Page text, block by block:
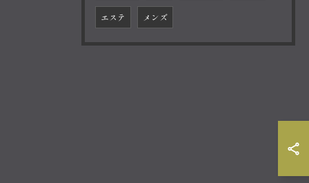
エステ メンズ